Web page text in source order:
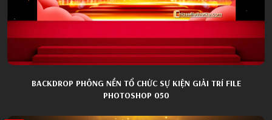
BACKDROP PHÔNG NỀN TỔ CHỨC SỰ KIỆN GIẢI TRÍ FILE
PHOTOSHOP 050